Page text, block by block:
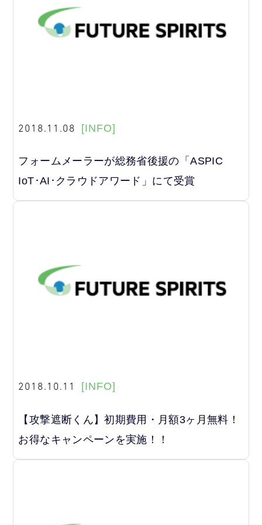
2018.11.08 [INFO]
フォームメーラーが総務省後援の「ASPIC
IoT･AI･クラウドアワード」にて受賞
2018.10.11 [INFO]
【攻撃遮断くん】初期費用・月額3ヶ月無料！
お得なキャンペーンを実施！！